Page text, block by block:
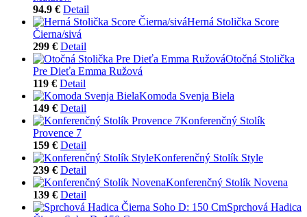
94.9 € Detail
Herná Stolička Score
Čierna/sivá
299 € Detail
Otočná Stolička
Pre Dieťa Emma Ružová
119 € Detail
Komoda Svenja Biela
149 € Detail
Konferenčný Stolík
Provence 7
159 € Detail
Konferenčný Stolík Style
239 € Detail
Konferenčný Stolík Novena
139 € Detail
Sprchová Hadica